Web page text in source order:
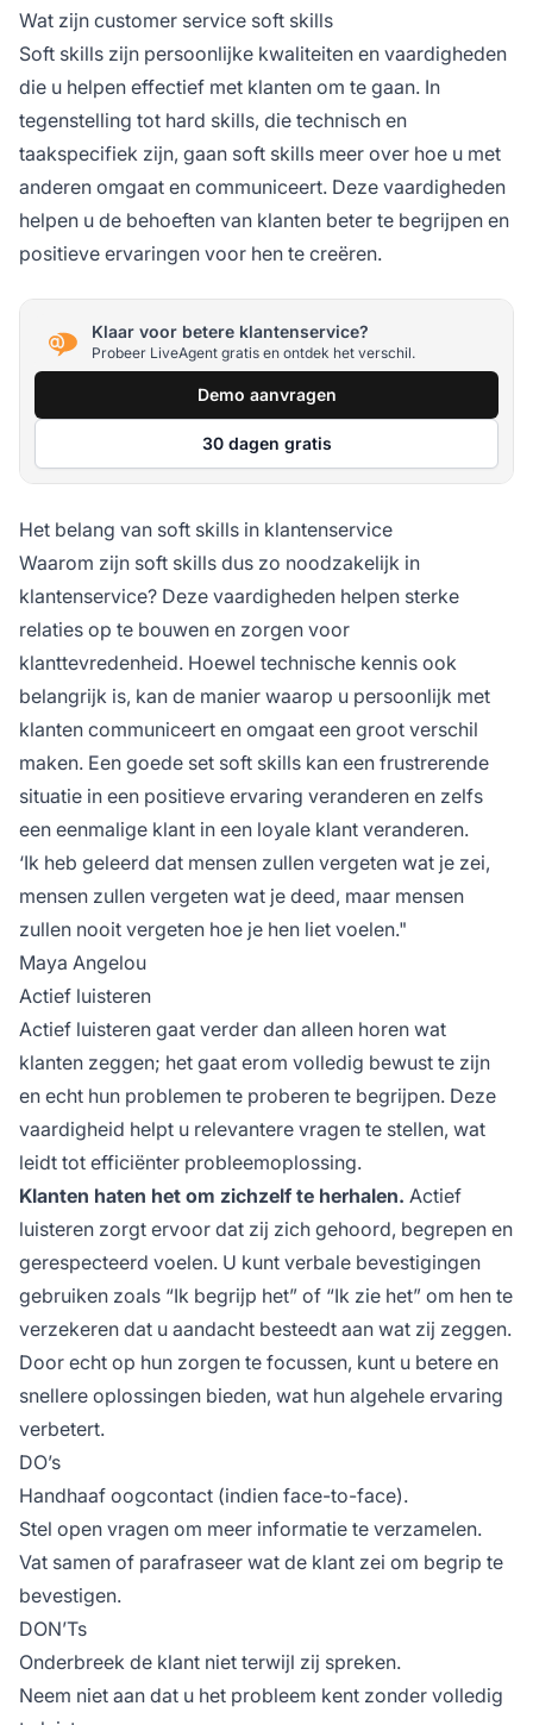
Wat zijn customer service soft skills
Soft skills zijn persoonlijke kwaliteiten en vaardigheden
die u helpen effectief met klanten om te gaan. In
tegenstelling tot hard skills, die technisch en
taakspecifiek zijn, gaan soft skills meer over hoe u met
anderen omgaat en communiceert. Deze vaardigheden
helpen u de behoeften van klanten beter te begrijpen en
positieve ervaringen voor hen te creëren.
Klaar voor betere klantenservice?
Probeer LiveAgent gratis en ontdek het verschil.
Demo aanvragen
30 dagen gratis
Het belang van soft skills in klantenservice
Waarom zijn soft skills dus zo noodzakelijk in
klantenservice? Deze vaardigheden helpen sterke
relaties op te bouwen en zorgen voor
klanttevredenheid. Hoewel technische kennis ook
belangrijk is, kan de manier waarop u persoonlijk met
klanten communiceert en omgaat een groot verschil
maken. Een goede set soft skills kan een frustrerende
situatie in een positieve ervaring veranderen en zelfs
een eenmalige klant in een loyale klant veranderen.
‘Ik heb geleerd dat mensen zullen vergeten wat je zei,
mensen zullen vergeten wat je deed, maar mensen
zullen nooit vergeten hoe je hen liet voelen."
Maya Angelou
Actief luisteren
Actief luisteren gaat verder dan alleen horen wat
klanten zeggen; het gaat erom volledig bewust te zijn
en echt hun problemen te proberen te begrijpen. Deze
vaardigheid helpt u relevantere vragen te stellen, wat
leidt tot efficiënter probleemoplossing.
Klanten haten het om zichzelf te herhalen. Actief
luisteren zorgt ervoor dat zij zich gehoord, begrepen en
gerespecteerd voelen. U kunt verbale bevestigingen
gebruiken zoals “Ik begrijp het” of “Ik zie het” om hen te
verzekeren dat u aandacht besteedt aan wat zij zeggen.
Door echt op hun zorgen te focussen, kunt u betere en
snellere oplossingen bieden, wat hun algehele ervaring
verbetert.
DO’s
Handhaaf oogcontact (indien face-to-face).
Stel open vragen om meer informatie te verzamelen.
Vat samen of parafraseer wat de klant zei om begrip te
bevestigen.
DON’Ts
Onderbreek de klant niet terwijl zij spreken.
Neem niet aan dat u het probleem kent zonder volledig